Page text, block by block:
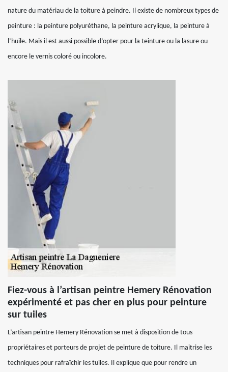
nature du matériau de la toiture à peindre. Il existe de nombreux types de
peinture : la peinture polyuréthane, la peinture acrylique, la peinture à
l’huile. Mais il est aussi possible d’opter pour la teinture ou la lasure ou
encore le vernis coloré ou incolore.
Fiez-vous à l’artisan peintre Hemery Rénovation
expérimenté et pas cher en plus pour peinture
sur tuiles
L’artisan peintre Hemery Rénovation se met à disposition de tous
propriétaires et porteurs de projet de peinture de toiture. Il maitrise les
techniques pour rafraîchir les tuiles. Il explique que pour rendre un